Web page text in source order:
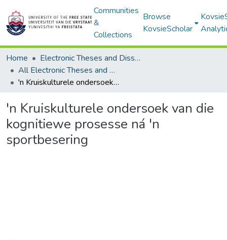
Communities
&
Collections
Browse
KovsieScholar
Home
Electronic Theses and Dissertations
All Electronic Theses and Dissertations
'n Kruiskulturele ondersoek van die kognitiewe prosesse ná 'n sportbesering
'n Kruiskulturele ondersoek van die
kognitiewe prosesse ná 'n
sportbesering